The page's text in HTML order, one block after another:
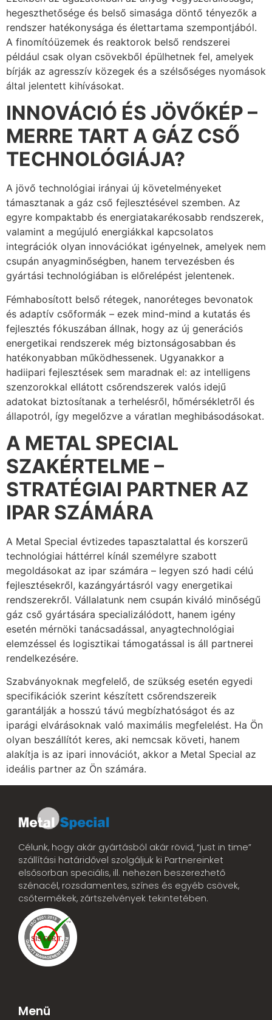
hegeszthetősége és belső simasága döntő tényezők a
rendszer hatékonysága és élettartama szempontjából.
A finomítóüzemek és reaktorok belső rendszerei
például csak olyan csövekből épülhetnek fel, amelyek
bírják az agresszív közegek és a szélsőséges nyomások
által jelentett kihívásokat.
INNOVÁCIÓ ÉS JÖVŐKÉP –
MERRE TART A GÁZ CSŐ
TECHNOLÓGIÁJA?
A jövő technológiai irányai új követelményeket
támasztanak a gáz cső fejlesztésével szemben. Az
egyre kompaktabb és energiatakarékosabb rendszerek,
valamint a megújuló energiákkal kapcsolatos
integrációk olyan innovációkat igényelnek, amelyek nem
csupán anyagminőségben, hanem tervezésben és
gyártási technológiában is előrelépést jelentenek.
Fémhabosított belső rétegek, nanoréteges bevonatok
és adaptív csőformák – ezek mind-mind a kutatás és
fejlesztés fókuszában állnak, hogy az új generációs
energetikai rendszerek még biztonságosabban és
hatékonyabban működhessenek. Ugyanakkor a
hadiipari fejlesztések sem maradnak el: az intelligens
szenzorokkal ellátott csőrendszerek valós idejű
adatokat biztosítanak a terhelésről, hőmérsékletről és
állapotról, így megelőzve a váratlan meghibásodásokat.
A METAL SPECIAL
SZAKÉRTELME –
STRATÉGIAI PARTNER AZ
IPAR SZÁMÁRA
A Metal Special évtizedes tapasztalattal és korszerű
technológiai háttérrel kínál személyre szabott
megoldásokat az ipar számára – legyen szó hadi célú
fejlesztésekről, kazángyártásról vagy energetikai
rendszerekről. Vállalatunk nem csupán kiváló minőségű
gáz cső gyártására specializálódott, hanem igény
esetén mérnöki tanácsadással, anyagtechnológiai
elemzéssel és logisztikai támogatással is áll partnerei
rendelkezésére.
Szabványoknak megfelelő, de szükség esetén egyedi
specifikációk szerint készített csőrendszereik
garantálják a hosszú távú megbízhatóságot és az
iparági elvárásoknak való maximális megfelelést. Ha Ön
olyan beszállítót keres, aki nemcsak követi, hanem
alakítja is az ipari innovációt, akkor a Metal Special az
ideális partner az Ön számára.
Célunk, hogy akár gyártásból akár rövid, “just in time”
szállítási határidővel szolgáljuk ki Partnereinket
elsősorban speciális, ill. nehezen beszerezhető
szénacél, rozsdamentes, színes és egyéb csövek,
csőtermékek, zártszelvények tekintetében.
Menü